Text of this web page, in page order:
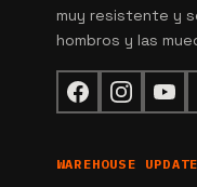
muy resistente y
hombros y las
WAREHOUSE